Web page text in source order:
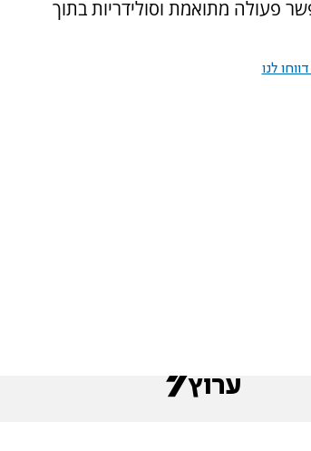
פעולה מתואמת וסולידריות בתוך
לנו